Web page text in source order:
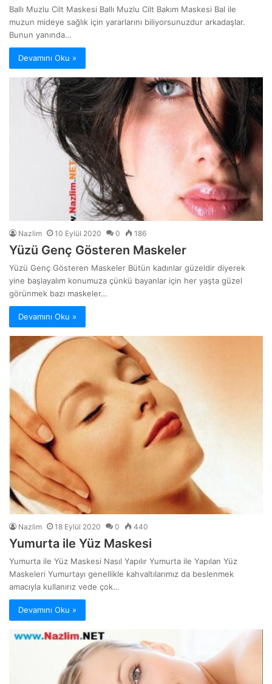
Ballı Muzlu Cilt Maskesi Ballı Muzlu Cilt Bakım Maskesi Bal ile
muzun mideye sağlık için yararlarını biliyorsunuzdur arkadaşlar.
Bunun yanında…
Devamını Oku »
Nazlim 10 Eylül 2020 0 186
Yüzü Genç Gösteren Maskeler
Yüzü Genç Gösteren Maskeler Bütün kadınlar güzeldir diyerek
yine başlayalım konumuza çünkü bayanlar için her yaşta güzel
görünmek bazı maskeler…
Devamını Oku »
Nazlim 18 Eylül 2020 0 440
Yumurta ile Yüz Maskesi
Yumurta ile Yüz Maskesi Nasıl Yapılır Yumurta ile Yapılan Yüz
Maskeleri Yumurtayı genellikle kahvaltılarımız da beslenmek
amacıyla kullanırız vede çok…
Devamını Oku »